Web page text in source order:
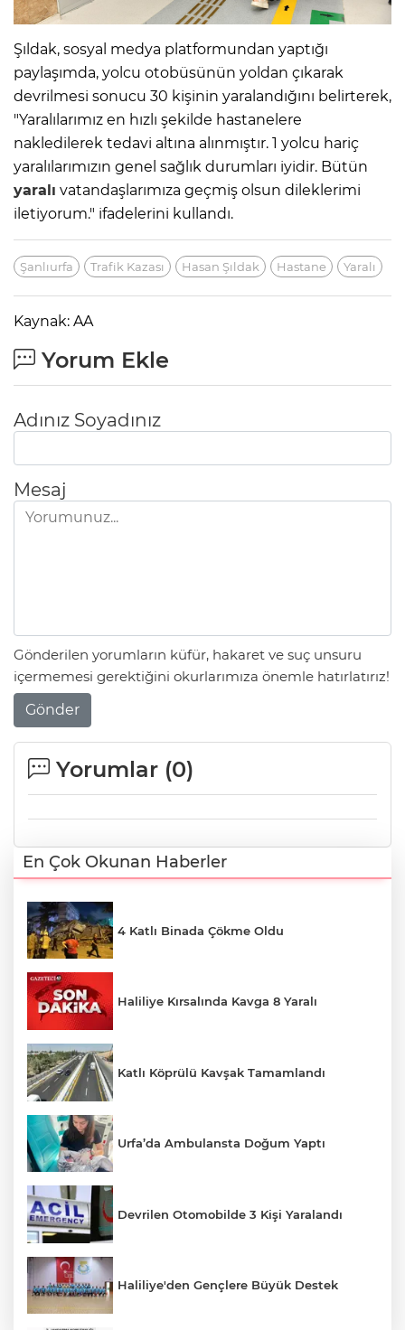
Şıldak, sosyal medya platformundan yaptığı
paylaşımda, yolcu otobüsünün yoldan çıkarak
devrilmesi sonucu 30 kişinin yaralandığını belirterek,
"Yaralılarımız en hızlı şekilde hastanelere
nakledilerek tedavi altına alınmıştır. 1 yolcu hariç
yaralılarımızın genel sağlık durumları iyidir. Bütün
yaralı vatandaşlarımıza geçmiş olsun dileklerimi
iletiyorum." ifadelerini kullandı.
Şanlıurfa Trafik Kazası Hasan Şıldak Hastane Yaralı
Kaynak: AA
Yorum Ekle
Adınız Soyadınız
Mesaj
Gönderilen yorumların küfür, hakaret ve suç unsuru
içermemesi gerektiğini okurlarımıza önemle hatırlatırız!
Gönder
Yorumlar (0)
En Çok Okunan Haberler
4 Katlı Binada Çökme Oldu
Haliliye Kırsalında Kavga 8 Yaralı
Katlı Köprülü Kavşak Tamamlandı
Urfa’da Ambulansta Doğum Yaptı
Devrilen Otomobilde 3 Kişi Yaralandı
Haliliye'den Gençlere Büyük Destek